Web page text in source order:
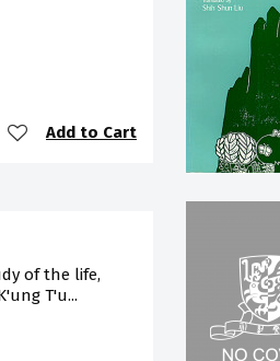
Add to Cart
of the life,
T'u...